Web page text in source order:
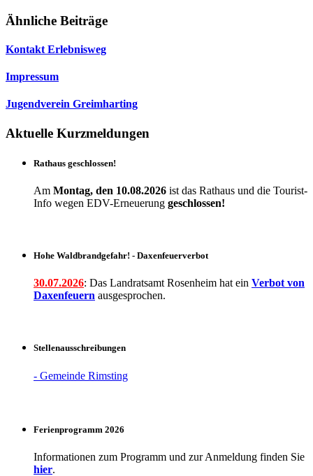
Ähnliche Beiträge
Kontakt Erlebnisweg
Impressum
Jugendverein Greimharting
Aktuelle Kurzmeldungen
Rathaus geschlossen!
Am Montag, den 10.08.2026 ist das Rathaus und die Tourist-
Info wegen EDV-Erneuerung geschlossen!
Hohe Waldbrandgefahr! - Daxenfeuerverbot
30.07.2026: Das Landratsamt Rosenheim hat ein Verbot von
Daxenfeuern ausgesprochen.
Stellenausschreibungen
- Gemeinde Rimsting
Ferienprogramm 2026
Informationen zum Programm und zur Anmeldung finden Sie
hier.